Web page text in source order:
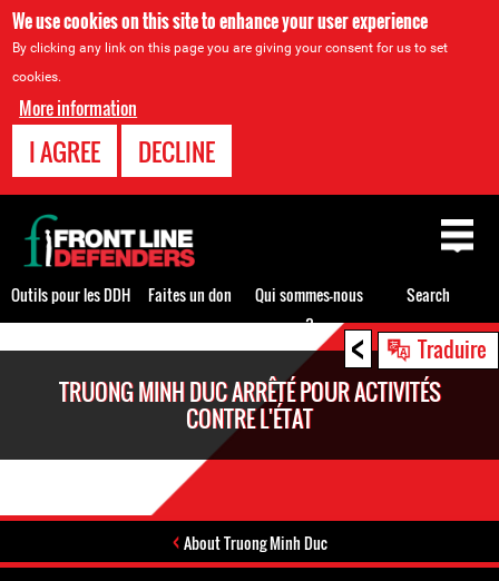
We use cookies on this site to enhance your user experience
By clicking any link on this page you are giving your consent for us to set
cookies.
More information
I AGREE DECLINE
< Traduire
TRUONG MINH DUC ARRÊTÉ POUR ACTIVITÉS
CONTRE L'ÉTAT
About Truong Minh Duc
Back
to
top
Outils pour les DDH Faites un don
Qui sommes-nous
?
Search